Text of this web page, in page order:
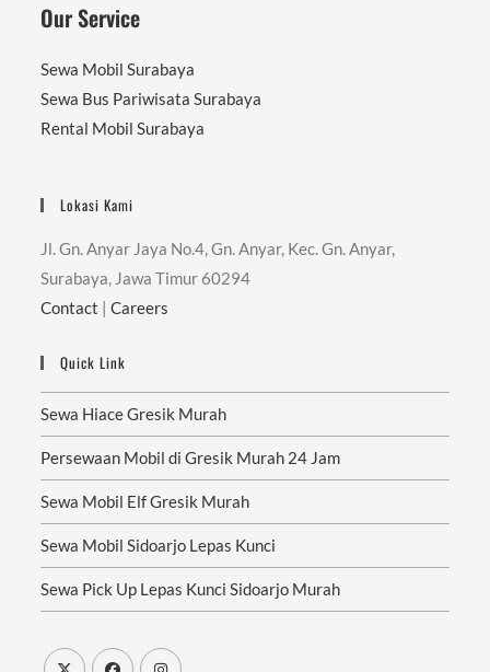
Our Service
Sewa Mobil Surabaya
Sewa Bus Pariwisata Surabaya
Rental Mobil Surabaya
Lokasi Kami
Jl. Gn. Anyar Jaya No.4, Gn. Anyar, Kec. Gn. Anyar,
Surabaya, Jawa Timur 60294
Contact |Careers
Quick Link
Sewa Hiace Gresik Murah
Persewaan Mobil di Gresik Murah 24 Jam
Sewa Mobil Elf Gresik Murah
Sewa Mobil Sidoarjo Lepas Kunci
Sewa Pick Up Lepas Kunci Sidoarjo Murah